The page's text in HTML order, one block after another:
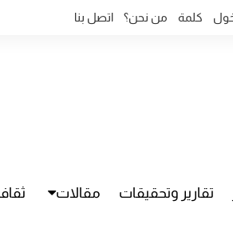
كلمة من نحن؟ اتصل بنا
تقارير وتحقيقات مقالات